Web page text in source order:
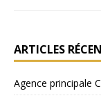
ARTICLES
Agence principale